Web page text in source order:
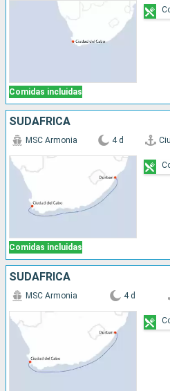
Comidas incluidas
SUDAFRICA
Comidas incluidas
MSC Armonia 4 d
SUDAFRICA
MSC Armonia 4 d